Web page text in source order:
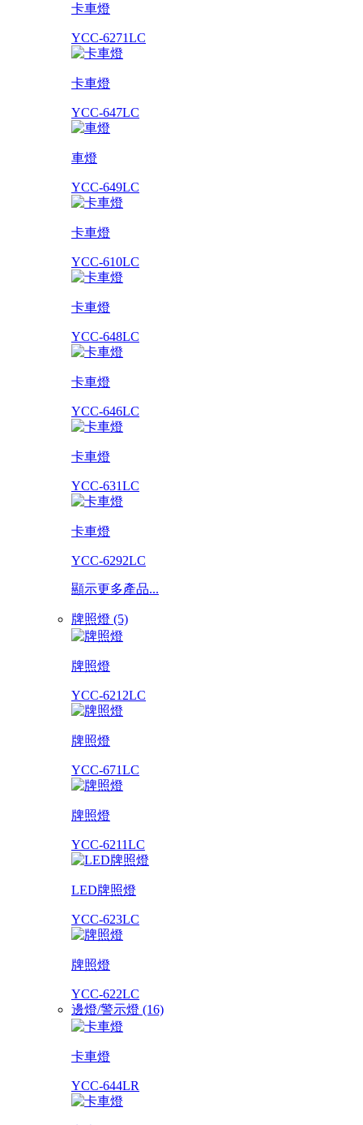
卡車燈
YCC-6271LC
卡車燈
YCC-647LC
車燈
YCC-649LC
卡車燈
YCC-610LC
卡車燈
YCC-648LC
卡車燈
YCC-646LC
卡車燈
YCC-631LC
卡車燈
YCC-6292LC
顯示更多產品...
牌照燈 (5)
牌照燈
YCC-6212LC
牌照燈
YCC-671LC
牌照燈
YCC-6211LC
LED牌照燈
YCC-623LC
牌照燈
YCC-622LC
邊燈/警示燈 (16)
卡車燈
YCC-644LR